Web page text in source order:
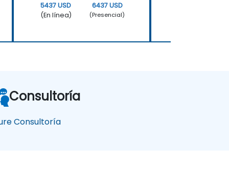
5437 USD
(En línea)
6437 USD
(Presencial)
Consultoría
Consultoría